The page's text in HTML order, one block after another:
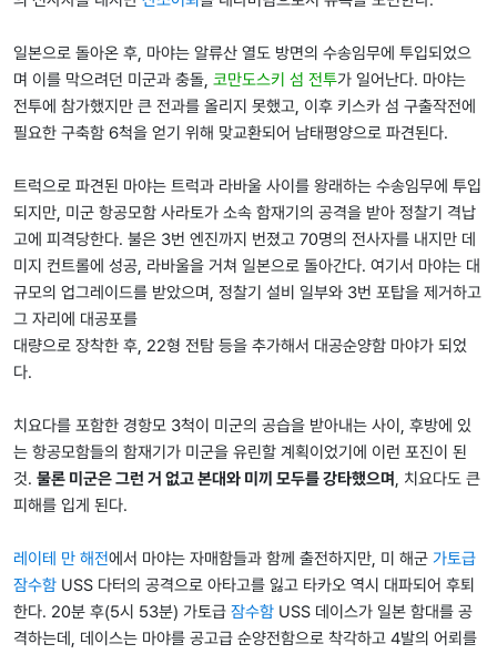
일본으로 돌아온 후, 마야는 알류산 열도 방면의 수송임무에 투입되었으
며 이를 막으려던 미군과 충돌, 코만도스키 섬 전투가 일어난다. 마야는
전투에 참가했지만 큰 전과를 올리지 못했고, 이후 키스카 섬 구출작전에
필요한 구축함 6척을 얻기 위해 맞교환되어 남태평양으로 파견된다.
트럭으로 파견된 마야는 트럭과 라바울 사이를 왕래하는 수송임무에 투입
되지만, 미군 항공모함 사라토가 소속 함재기의 공격을 받아 정찰기 격납
고에 피격당한다. 불은 3번 엔진까지 번졌고 70명의 전사자를 내지만 데
미지 컨트롤에 성공, 라바울을 거쳐 일본으로 돌아간다. 여기서 마야는 대
규모의 업그레이드를 받았으며, 정찰기 설비 일부와 3번 포탑을 제거하고
그 자리에 대공포를
대량으로 장착한 후, 22형 전탐 등을 추가해서 대공순양함 마야가 되었
다.
치요다를 포함한 경항모 3척이 미군의 공습을 받아내는 사이, 후방에 있
는 항공모함들의 함재기가 미군을 유린할 계획이었기에 이런 포진이 된
것. 물론 미군은 그런 거 없고 본대와 미끼 모두를 강타했으며 , 치요다도 큰
피해를 입게 된다.
레이테 만 해전에서 마야는 자매함들과 함께 출전하지만, 미 해군 가토급
잠수함 USS 다터의 공격으로 아타고를 잃고 타카오 역시 대파되어 후퇴
한다. 20분 후(5시 53분) 가토급 잠수함 USS 데이스가 일본 함대를 공
격하는데, 데이스는 마야를 공고급 순양전함으로 착각하고 4발의 어뢰를